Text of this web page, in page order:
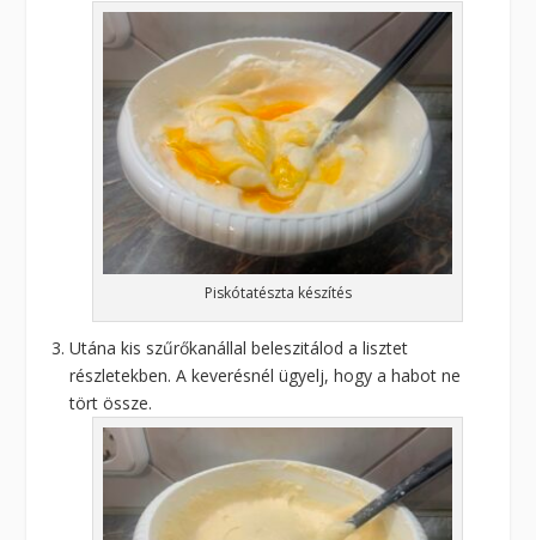
Piskótatészta készítés
Utána kis szűrőkanállal beleszitálod a lisztet
részletekben. A keverésnél ügyelj, hogy a habot ne
tört össze.